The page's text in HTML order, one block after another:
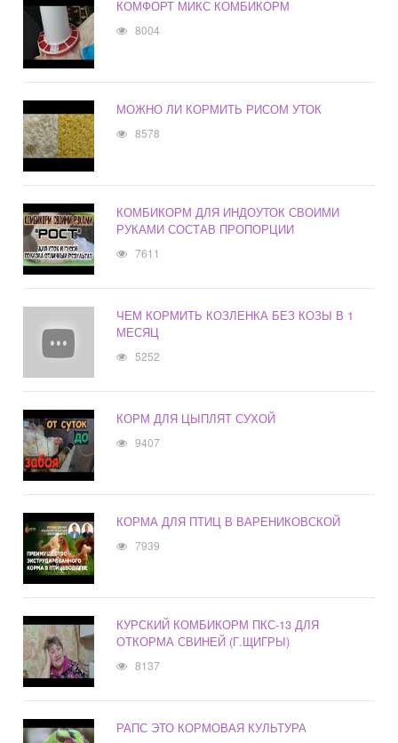
КОМФОРТ МИКС КОМБИКОРМ
8004
МОЖНО ЛИ КОРМИТЬ РИСОМ УТОК
8578
КОМБИКОРМ ДЛЯ ИНДОУТОК СВОИМИ
РУКАМИ СОСТАВ ПРОПОРЦИИ
7611
ЧЕМ КОРМИТЬ КОЗЛЕНКА БЕЗ КОЗЫ В 1
МЕСЯЦ
5252
КОРМ ДЛЯ ЦЫПЛЯТ СУХОЙ
9407
КОРМА ДЛЯ ПТИЦ В ВАРЕНИКОВСКОЙ
7939
КУРСКИЙ КОМБИКОРМ ПКС-13 ДЛЯ
ОТКОРМА СВИНЕЙ (Г.ЩИГРЫ)
8137
РАПС ЭТО КОРМОВАЯ КУЛЬТУРА